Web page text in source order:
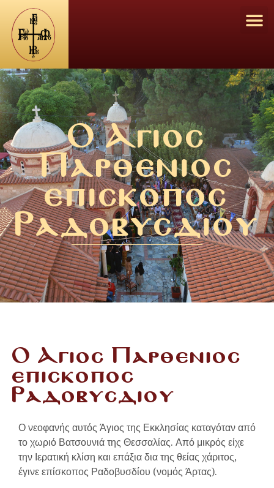
Ο Αγιος
Παρθενιος
επισκοπος
Ραδοβυσδιου
Ο Αγιος Παρθενιος
επισκοπος
Ραδοβυσδιου
Ο νεοφανής αυτός Άγιος της Εκκλησίας καταγόταν από
το χωριό Βατσουνιά της Θεσσαλίας. Από μικρός είχε
την Ιερατική κλίση και επάξια δια της θείας χάριτος,
έγινε επίσκοπος Ραδοβυσδίου (νομός Άρτας).